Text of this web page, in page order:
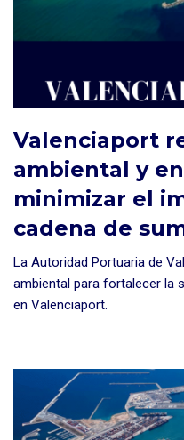
Valenciaport
ambiental y
minimizar el
cadena de
La Autoridad Portuaria de
ambiental para fortalecer la
en Valenciaport.